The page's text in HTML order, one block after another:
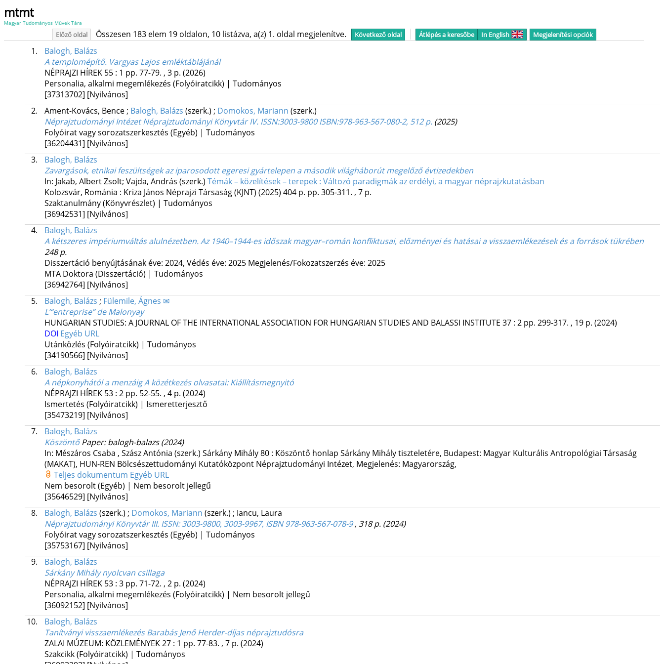
mtmt
Magyar Tudományos Művek Tára
Előző oldal Összesen 183 elem 19 oldalon, 10 listázva, a(z) 1. oldal megjelenítve. Következő oldal Átlépés a keresőbe In English Megjelenítési opciók
1.
Balogh, Balázs
A templomépítő. Vargyas Lajos emléktáblájánál
NÉPRAJZI HÍREK 55: 1 pp. 77-79. , 3 p. (2026)
Personalia, alkalmi megemlékezés (Folyóiratcikk) | Tudományos
[37313702] [Nyilvános]
2.
Ament-Kovács, Bence; Balogh, Balázs (szerk.) ; Domokos, Mariann (szerk.)
Néprajztudományi Intézet Néprajztudományi Könyvtár IV. ISSN:3003-9800 ISBN:978-963-567-080-2, 512 p. (2025)
Folyóirat vagy sorozatszerkesztés (Egyéb) | Tudományos
[36204431] [Nyilvános]
3.
Balogh, Balázs
Zavargások, etnikai feszültségek az iparosodott egeresi gyártelepen a második világháborút megelőző évtizedekben
In: Jakab, Albert Zsolt; Vajda, András (szerk.) Témák – közelítések – terepek : Változó paradigmák az erdélyi, a magyar néprajzkutatásban
Kolozsvár, Románia : Kriza János Néprajzi Társaság (KJNT) (2025) 404 p. pp. 305-311. , 7 p.
Szaktanulmány (Könyvrészlet) | Tudományos
[36942531] [Nyilvános]
4.
Balogh, Balázs
A kétszeres impériumváltás alulnézetben. Az 1940–1944-es időszak magyar–román konfliktusai, előzményei és hatásai a visszaemlékezések és a források tükrében
248 p.
Disszertáció benyújtásának éve: 2024, Védés éve: 2025 Megjelenés/Fokozatszerzés éve: 2025
MTA Doktora (Disszertáció) | Tudományos
[36942764] [Nyilvános]
5.
Balogh, Balázs ; Fülemile, Ágnes ✉
L’“entreprise” de Malonyay
HUNGARIAN STUDIES: A JOURNAL OF THE INTERNATIONAL ASSOCIATION FOR HUNGARIAN STUDIES AND BALASSI INSTITUTE 37: 2 pp. 299-317. , 19 p. (2024)
DOI Egyéb URL
Utánközlés (Folyóiratcikk) | Tudományos
[34190566] [Nyilvános]
6.
Balogh, Balázs
A népkonyhától a menzáig A közétkezés olvasatai: Kiállításmegnyitó
NÉPRAJZI HÍREK 53: 2 pp. 52-55. , 4 p. (2024)
Ismertetés (Folyóiratcikk) | Ismeretterjesztő
[35473219] [Nyilvános]
7.
Balogh, Balázs
Köszöntő Paper: balogh-balazs(2024)
In: Mészáros Csaba , Szász Antónia (szerk.) Sárkány Mihály 80 : Köszöntő honlap Sárkány Mihály tiszteletére, Budapest: Magyar Kulturális Antropológiai Társaság
(MAKAT), HUN-REN Bölcsészettudományi Kutatóközpont Néprajztudományi Intézet, Megjelenés: Magyarország,
Teljes dokumentum Egyéb URL
Nem besorolt (Egyéb) | Nem besorolt jellegű
[35646529] [Nyilvános]
8.
Balogh, Balázs (szerk.) ; Domokos, Mariann (szerk.) ; Iancu, Laura
Néprajztudományi Könyvtár III. ISSN: 3003-9800, 3003-9967, ISBN 978-963-567-078-9, 318 p. (2024)
Folyóirat vagy sorozatszerkesztés (Egyéb) | Tudományos
[35753167] [Nyilvános]
9.
Balogh, Balázs
Sárkány Mihály nyolcvan csillaga
NÉPRAJZI HÍREK 53: 3 pp. 71-72. , 2 p. (2024)
Personalia, alkalmi megemlékezés (Folyóiratcikk) | Nem besorolt jellegű
[36092152] [Nyilvános]
10.
Balogh, Balázs
Tanítványi visszaemlékezés Barabás Jenő Herder-díjas néprajztudósra
ZALAI MÚZEUM: KÖZLEMÉNYEK27: 1 pp. 77-83. , 7 p. (2024)
Szakcikk (Folyóiratcikk) | Tudományos